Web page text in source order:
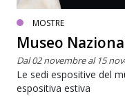
MOSTRE
Museo
Dal 02 novembre al 15
Le sedi espositive del
espositiva estiva